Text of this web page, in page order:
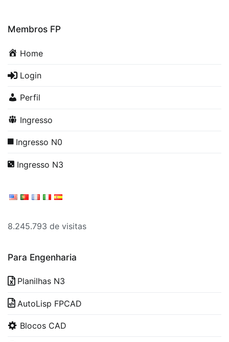
Membros FP
Home
Login
Perfil
Ingresso
Ingresso N0
Ingresso N3
8.245.793 de visitas
Para Engenharia
Planilhas N3
AutoLisp FPCAD
Blocos CAD